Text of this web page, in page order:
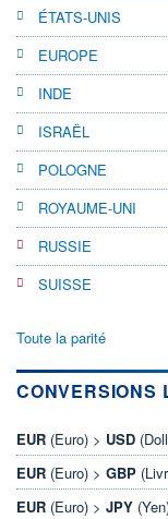
ÉTATS-UNIS
EUROPE
INDE
ISRAËL
POLOGNE
ROYAUME-UNI
RUSSIE
SUISSE
Toute la parité
CONVERSIONS
EUR (Euro) > USD
EUR (Euro) > GBP
EUR (Euro) > JPY